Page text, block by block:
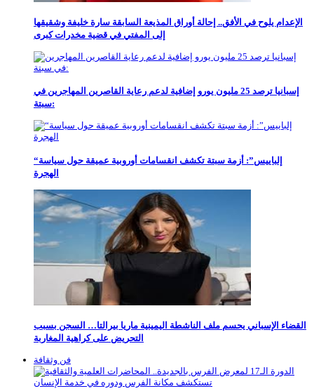
الإعدام يلوح في الأفق.. إحالة أوراق المذيعة السابقة سارة خليفة وشقيقها
إلى المفتي في قضية مخدرات كبرى
إسبانيا ترصد 25 مليون يورو إضافية لدعم رعاية القاصرين المهاجرين في
سبتة:
“إلباييس”: أزمة سبتة تكشف انقسامات أوروبية عميقة حول سياسة
الهجرة
القضاء الإسباني يحسم ملف الناشطة اليمينية ماريا بيرالتا… السجن بسبب
التحريض على كراهية المغاربة
فن وثقافة